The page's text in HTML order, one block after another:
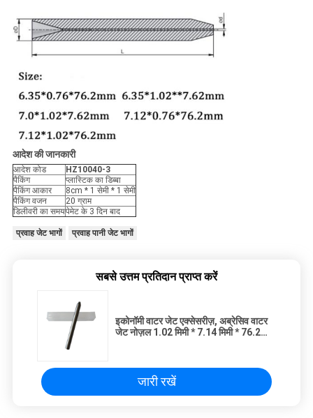
आदेश की जानकारी
आदेश कोड
HZ10040-3
पैकिंग
प्लास्टिक का डिब्बा
पैकिंग आकार
8cm * 1 सेमी * 1 सेमी
पैकिंग वजन
20 ग्राम
डिलीवरी का समयपेमेट के 3 दिन बाद
प्रवाह जेट भागों प्रवाह पानी जेट भागों
सबसे उत्तम प्रतिदान प्राप्त करें
इकोनॉमी वाटर जेट एक्सेसरीज़, अब्रेसिव वाटर
जेट नोज़ल 1.02 मिमी * 7.14 मिमी * 76.2
जारी रखें